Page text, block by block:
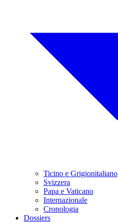
Ticino e Grigionitaliano
Svizzera
Papa e Vaticano
Internazionale
Cronologia
Dossiers